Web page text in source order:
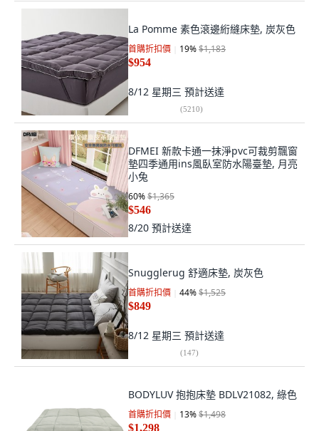
La Pomme 素色滾邊絎縫床墊, 炭灰色
首購折扣價 19%$1,183
$954
8/12 星期三 預計送達
(5210)
DFMEI 新款卡通一抹淨pvc可裁剪飄窗
墊四季通用ins風臥室防水陽臺墊, 月亮
小兔
60%$1,365
$546
8/20 預計送達
Snugglerug 舒適床墊, 炭灰色
首購折扣價 44%$1,525
$849
8/12 星期三 預計送達
(147)
BODYLUV 抱抱床墊 BDLV21082, 綠色
首購折扣價 13%$1,498
$1,298